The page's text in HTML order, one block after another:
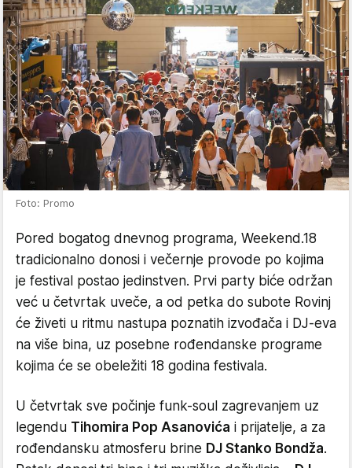
Foto: Promo
Pored bogatog dnevnog programa, Weekend.18
tradicionalno donosi i večernje provode po kojima
je festival postao jedinstven. Prvi party biće održan
već u četvrtak uveče, a od petka do subote Rovinj
će živeti u ritmu nastupa poznatih izvođača i DJ-eva
na više bina, uz posebne rođendanske programe
kojima će se obeležiti 18 godina festivala.
U četvrtak sve počinje funk-soul zagrevanjem uz
legendu Tihomira Pop Asanovića i prijatelje, a za
rođendansku atmosferu brine DJ Stanko Bondža.